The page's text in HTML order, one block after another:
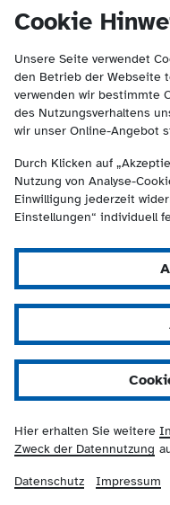
Cookie
Unsere Seite verwendet
den Betrieb der Webseite
verwenden wir bestimmte
des Nutzungsverhaltens
wir unser Online-Angebot
Durch Klicken auf
Nutzung von Analyse-
Einwilligung jederzeit
Einstellungen“ individuell
Hier erhalten Sie weitere
Zweck der Datennutzung
Datenschutz Impressum
(Kontakt